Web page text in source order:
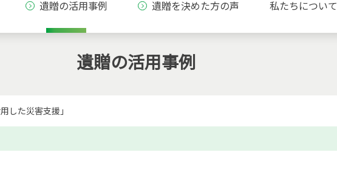
遺贈の活用事例 遺贈を決めた方の声 私たちについて
遺贈の活用事例
した災害支援」